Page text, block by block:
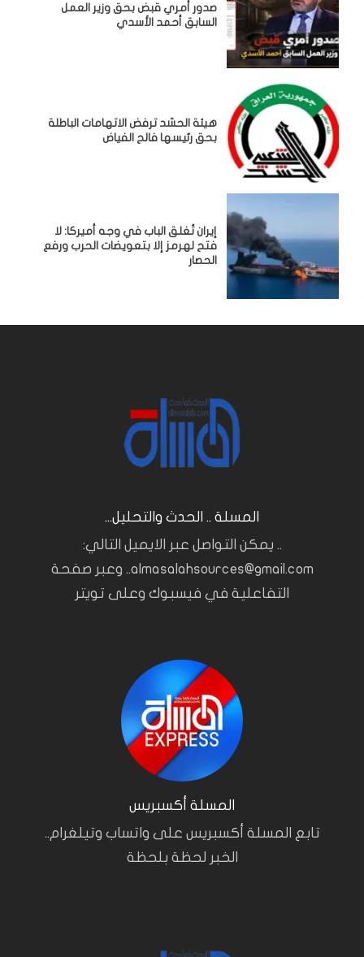
صدور أمري قبض بحق وزير العمل
السابق أحمد الأسدي
هيئة الحشد ترفض الاتهامات الباطلة
بحق رئيسها فالح الفياض
إيران تُغلق الباب في وجه أميركا: لا
فتح لهرمز إلا بتعويضات الحرب ورفع
الحصار
المسلة .. الحدث والتحليل...
.. يمكن التواصل عبر الايميل التالي:
almasalahsources@gmail.com.. وعبر صفحة
التفاعلية في فيسبوك وعلى تويتر
المسلة أكسبريس
تابع المسلة أكسبريس على واتساب وتيلغرام..
الخبر لحظة بلحظة